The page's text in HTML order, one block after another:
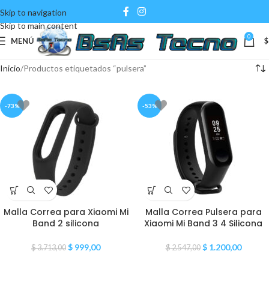
Skip to navigation
Skip to main content
MENÚ 0 $
Inicio Productos etiquetados “pulsera”
-73%
Malla Correa para Xiaomi Mi
Band 2 silicona
$3.713,00 $ 999,00
-53%
Malla Correa Pulsera para
Xiaomi Mi Band 3 4 Silicona
$2.547,00 $1.200,00